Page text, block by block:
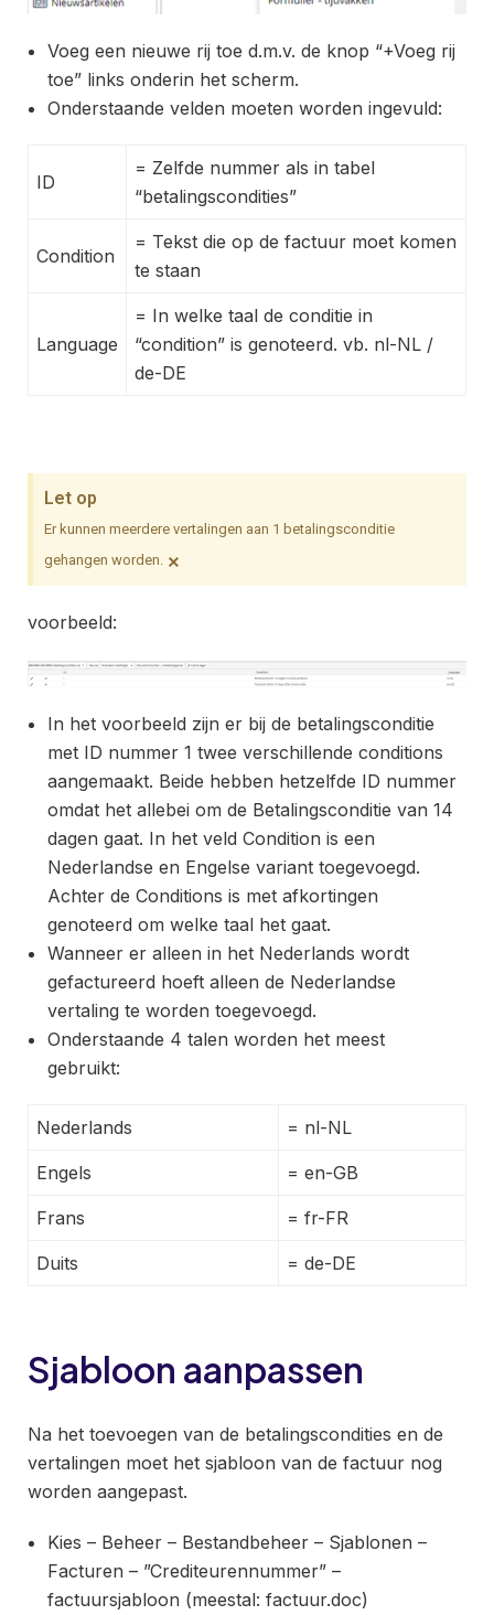
Voeg een nieuwe rij toe d.m.v. de knop “+Voeg rij
toe” links onderin het scherm.
Onderstaande velden moeten worden ingevuld:
ID
= Zelfde nummer als in tabel
“betalingscondities”
Condition
= Tekst die op de factuur moet komen
te staan
Language
= In welke taal de conditie in
“condition” is genoteerd. vb. nl-NL /
de-DE
Let op
Er kunnen meerdere vertalingen aan 1 betalingsconditie
gehangen worden. ×
voorbeeld:
In het voorbeeld zijn er bij de betalingsconditie
met ID nummer 1 twee verschillende conditions
aangemaakt. Beide hebben hetzelfde ID nummer
omdat het allebei om de Betalingsconditie van 14
dagen gaat. In het veld Condition is een
Nederlandse en Engelse variant toegevoegd.
Achter de Conditions is met afkortingen
genoteerd om welke taal het gaat.
Wanneer er alleen in het Nederlands wordt
gefactureerd hoeft alleen de Nederlandse
vertaling te worden toegevoegd.
Onderstaande 4 talen worden het meest
gebruikt:
Nederlands = nl-NL
Engels = en-GB
Frans = fr-FR
Duits = de-DE
Sjabloon aanpassen
Na het toevoegen van de betalingscondities en de
vertalingen moet het sjabloon van de factuur nog
worden aangepast.
Kies – Beheer – Bestandbeheer – Sjablonen –
Facturen – ”Crediteurennummer” –
factuursjabloon (meestal: factuur.doc)